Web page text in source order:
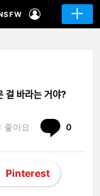
걸 바라는 거야?
좋아요 0
Pinterest